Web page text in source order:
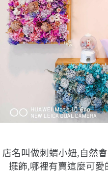
店名叫做刺蝟小妞,自然
擺飾,哪裡有賣這麼可愛